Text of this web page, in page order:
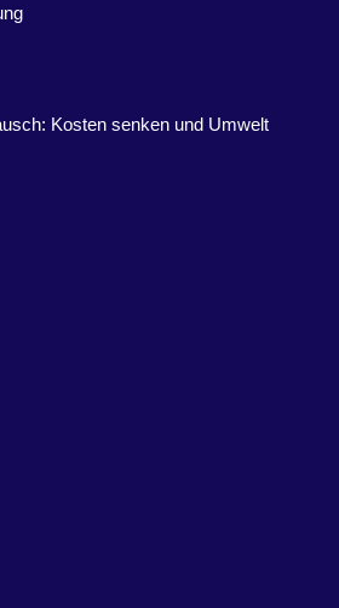
Kosten senken und Umwelt